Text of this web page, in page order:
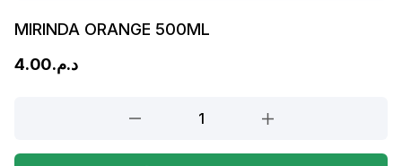
MIRINDA ORANGE 500ML
د.م.4.00
500ML